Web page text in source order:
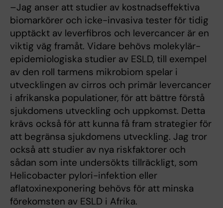
–Jag anser att studier av kostnadseffektiva
biomarkörer och icke-invasiva tester för tidig
upptäckt av leverfibros och levercancer är en
viktig väg framåt. Vidare behövs molekylär-
epidemiologiska studier av ESLD, till exempel
av den roll tarmens mikrobiom spelar i
utvecklingen av cirros och primär levercancer
i afrikanska populationer, för att bättre förstå
sjukdomens utveckling och uppkomst. Detta
krävs också för att kunna få fram strategier för
att begränsa sjukdomens utveckling. Jag tror
också att studier av nya riskfaktorer och
sådan som inte undersökts tillräckligt, som
Helicobacter pylori-infektion eller
aflatoxinexponering behövs för att minska
förekomsten av ESLD i Afrika.